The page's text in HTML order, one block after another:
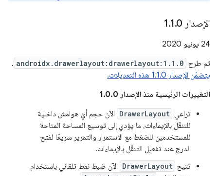
الإصدار 1 .1.0
‫24 يونيو 2020
تم طرح androidx.drawerlayout:drawerlayout:1.1.0
.
يتضمّن الإصدار 1.1.0 هذه التعديلات.
التغييرات الرئيسية منذ الإصدار 1.0.0
تراعي DrawerLayout الآن حجم أيّ هوامش داخلية
للتنقّل بالإيماءات، ما يؤدي إلى توسيع المساحة المتاحة
للمستخدمين للضغط مع الاستمرار والتمرير سريعًا لفتح
الدرج عند تفعيل التنقّل بالإيماءات.
تتيح DrawerLayout الآن ضبط نمط تلقائي باستخدام